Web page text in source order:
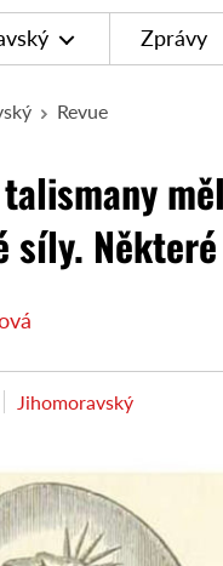
Zprávy
Revue
síly.
Jihomoravský